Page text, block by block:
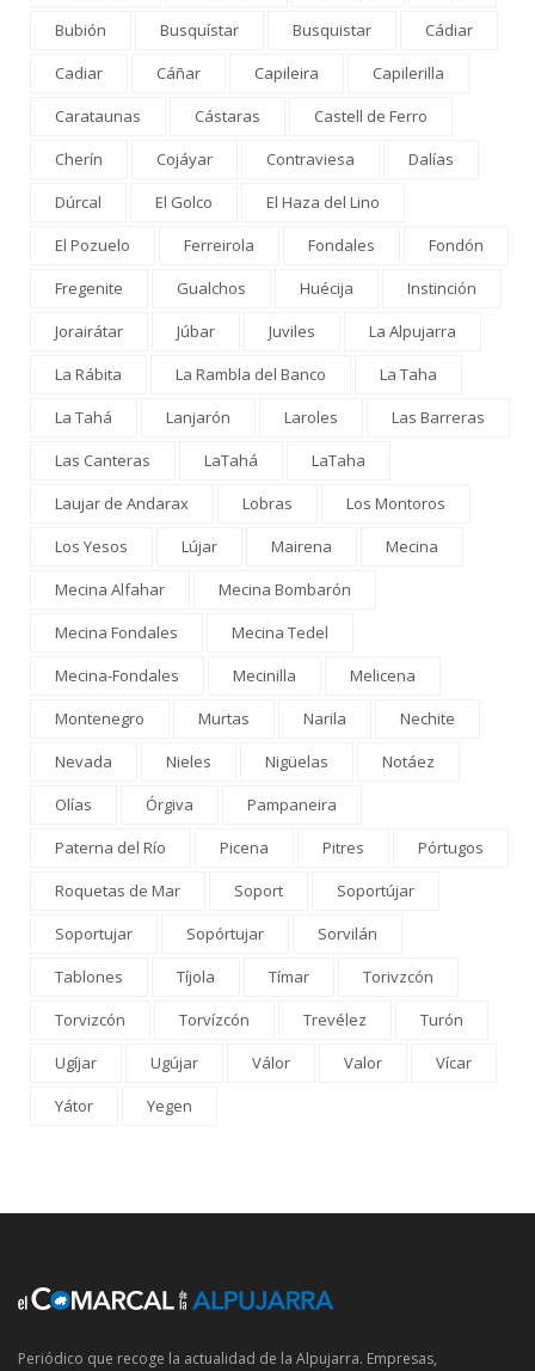
Bubión
Busquístar Busquistar
Cádiar
Cadiar
Cáñar Capileira
Capilerilla
Carataunas
Cástaras
Castell de Ferro
Cherín
Cojáyar Contraviesa
Dalías
Dúrcal
El Golco
El Haza del Lino
El Pozuelo
Ferreirola Fondales
Fondón
Fregenite
Gualchos Huécija
Instinción
Jorairátar
Júbar Juviles
La Alpujarra
La Rábita
La Rambla del Banco
La Taha
La Tahá
Lanjarón Laroles
Las Barreras
Las Canteras
LaTahá
LaTaha
Laujar de Andarax
Lobras
Los Montoros
Los Yesos
Lújar Mairena
Mecina
Mecina Alfahar
Mecina Bombarón
Mecina Fondales
Mecina Tedel
Mecina-Fondales
Mecinilla
Melicena
Montenegro
Murtas Narila
Nechite
Nevada
Nieles Nigüelas
Notáez
Olías
Órgiva
Pampaneira
Paterna del Río
Picena Pitres
Pórtugos
Roquetas de Mar
Soport
Soportújar
Soportujar
Sopórtujar
Sorvilán
Tablones
Tíjola Tímar
Torivzcón
Torvizcón
Torvízcón Trevélez
Turón
Ugíjar
Ugújar Válor Valor
Vícar
Yátor
Yegen
Periódico que recoge la actualidad de la Alpujarra. Empresas,